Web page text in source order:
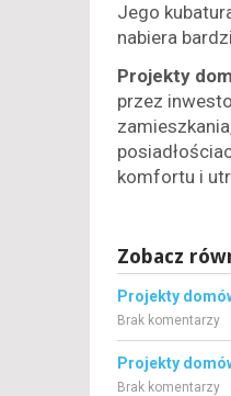
Jego
nabiera
Projekty
przez
komfortu i
Zobacz
Projekty
Brak komentarzy
Projekty
Brak komentarzy